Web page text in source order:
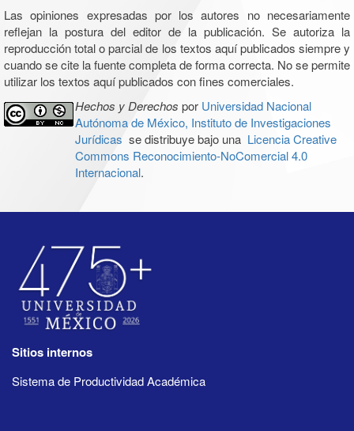
Las opiniones expresadas por los autores no necesariamente
reflejan la postura del editor de la publicación. Se autoriza la
reproducción total o parcial de los textos aquí publicados siempre y
cuando se cite la fuente completa de forma correcta. No se permite
utilizar los textos aquí publicados con fines comerciales.
Hechos y Derechos por Universidad Nacional
Autónoma de México, Instituto de Investigaciones
Jurídicas se distribuye bajo una Licencia Creative
Commons Reconocimiento-NoComercial 4.0
Internacional.
Sitios internos
Sistema de Productividad Académica